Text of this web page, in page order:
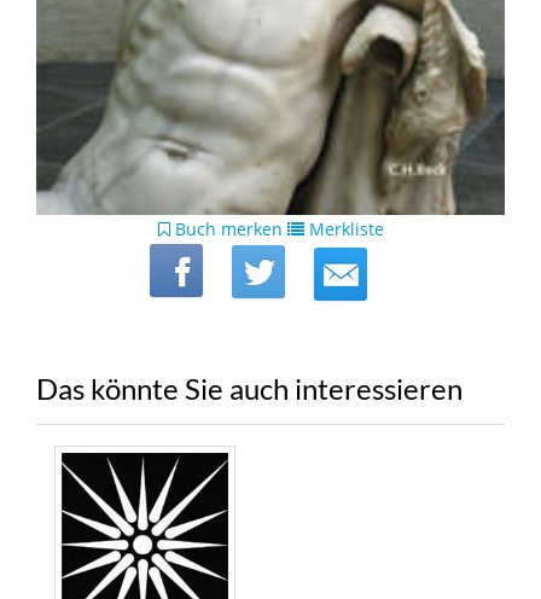
Buch merken Merkliste
Das könnte Sie auch interessieren